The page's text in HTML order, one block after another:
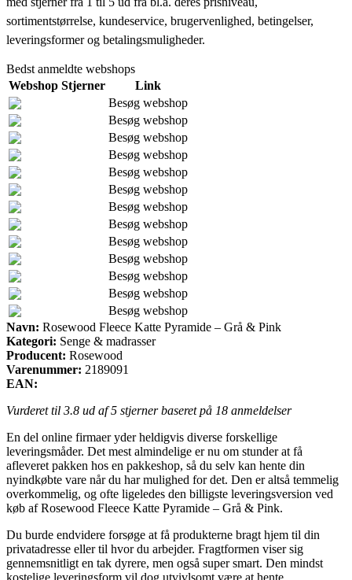
sortimentstørrelse, kundeservice, brugervenlighed, betingelser,
leveringsformer og betalingsmuligheder.
Bedst anmeldte webshops
Webshop Stjerner
Link
Besøg webshop
Besøg webshop
Besøg webshop
Besøg webshop
Besøg webshop
Besøg webshop
Besøg webshop
Besøg webshop
Besøg webshop
Besøg webshop
Besøg webshop
Besøg webshop
Besøg webshop
Navn: Rosewood Fleece Katte Pyramide – Grå & Pink
Kategori: Senge & madrasser
Producent: Rosewood
Varenummer: 2189091
EAN:
Vurderet til 3.8 ud af 5 stjerner baseret på 18 anmeldelser
En del online firmaer yder heldigvis diverse forskellige
leveringsmåder. Det mest almindelige er nu om stunder at få
afleveret pakken hos en pakkeshop, så du selv kan hente din
nyindkøbte vare når du har mulighed for det. Den er altså temmelig
overkommelig, og ofte ligeledes den billigste leveringsversion ved
køb af Rosewood Fleece Katte Pyramide – Grå & Pink.
Du burde endvidere forsøge at få produkterne bragt hjem til din
privatadresse eller til hvor du arbejder. Fragtformen viser sig
gennemsnitligt en tak dyrere, men også super smart. Den mindst
kostelige leveringsform vil dog utvivlsomt være at hente